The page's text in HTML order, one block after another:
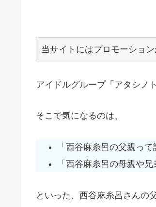
当サイトにはプロモーショ
アイドルグループ「アタシノ
そこで気になるのは、
「西谷麻糸呂の父親って
「西谷麻糸呂の母親や
といった、西谷麻糸呂さんの